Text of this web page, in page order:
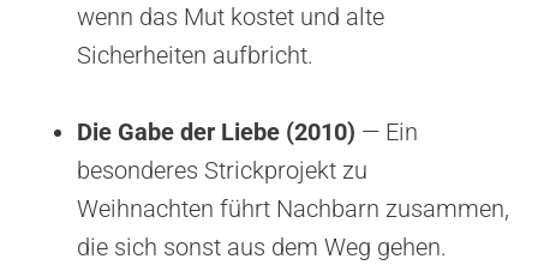
wenn das Mut kostet und alte
Sicherheiten aufbricht.
Die Gabe der Liebe (2010) — Ein
besonderes Strickprojekt zu
Weihnachten führt Nachbarn zusammen,
die sich sonst aus dem Weg gehen.